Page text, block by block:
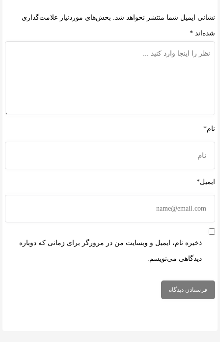
نشانی ایمیل شما منتشر نخواهد شد. بخش‌های موردنیاز علامت‌گذاری
شده‌اند *
نام*
ایمیل*
ذخیره نام، ایمیل و وبسایت من در مرورگر برای زمانی که دوباره
دیدگاهی می‌نویسم.